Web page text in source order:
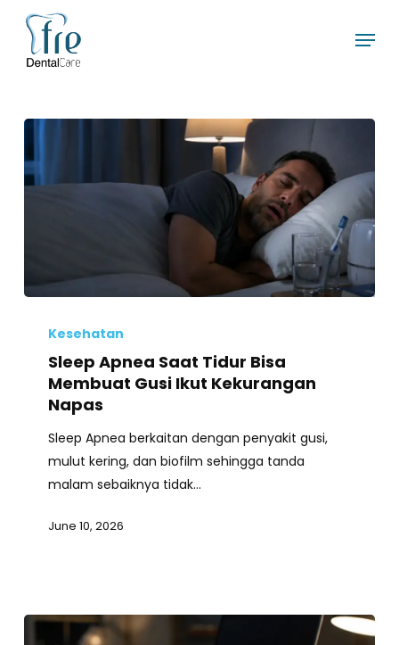
main
Menu
Apnea
Saat
Tidur
Gusi
Kekurangan
Kesehatan
Sleep Apnea Saat Tidur Bisa
Membuat Gusi Ikut Kekurangan
Napas
Sleep Apnea berkaitan dengan penyakit gusi,
mulut kering, dan biofilm sehingga tanda
malam sebaiknya tidak…
June 10, 2026